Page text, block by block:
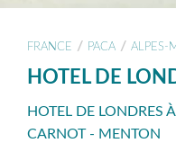
FRANCE / PACA / ALPES-
HOTEL DE
HOTEL DE
CARNOT - MENTON